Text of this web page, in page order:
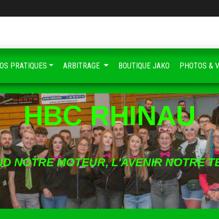
HBC RHINAU
NOTRE MOTEUR, L'AVENIR NOTRE
PRATIQUES ARBITRAGE BOUTIQUE JAKO PHOTOS &